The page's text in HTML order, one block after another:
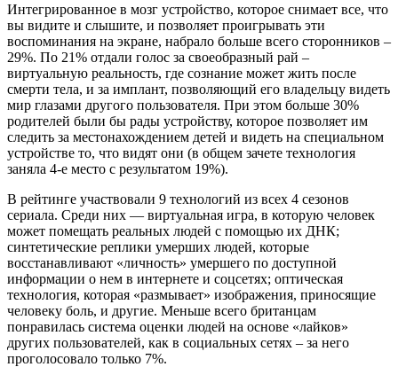
Интегрированное в мозг устройство, которое снимает все, что
вы видите и слышите, и позволяет проигрывать эти
воспоминания на экране, набрало больше всего сторонников –
29%. По 21% отдали голос за своеобразный рай –
виртуальную реальность, где сознание может жить после
смерти тела, и за имплант, позволяющий его владельцу видеть
мир глазами другого пользователя. При этом больше 30%
родителей были бы рады устройству, которое позволяет им
следить за местонахождением детей и видеть на специальном
устройстве то, что видят они (в общем зачете технология
заняла 4-е место с результатом 19%).
В рейтинге участвовали 9 технологий из всех 4 сезонов
сериала. Среди них — виртуальная игра, в которую человек
может помещать реальных людей с помощью их ДНК;
синтетические реплики умерших людей, которые
восстанавливают «личность» умершего по доступной
информации о нем в интернете и соцсетях; оптическая
технология, которая «размывает» изображения, приносящие
человеку боль, и другие. Меньше всего британцам
понравилась система оценки людей на основе «лайков»
других пользователей, как в социальных сетях – за него
проголосовало только 7%.